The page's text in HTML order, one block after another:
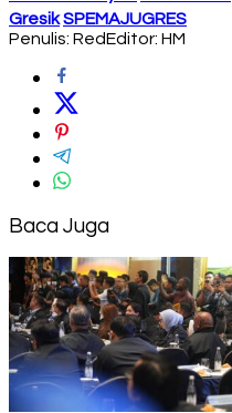
GresikSPEMAJUGRES
Penulis: RedEditor: HM
Baca Juga